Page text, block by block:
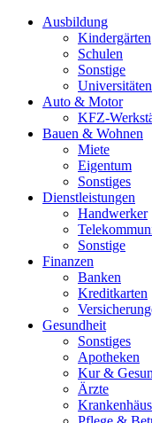
Ausbildung
Kindergärten
Schulen
Sonstige
Universitäten
Auto & Motor
KFZ-
Bauen & Wohnen
Miete
Eigentum
Sonstiges
Dienstleistungen
Handwerker
Sonstige
Finanzen
Banken
Kreditkarten
Gesundheit
Sonstiges
Apotheken
Kur &
Ärzte